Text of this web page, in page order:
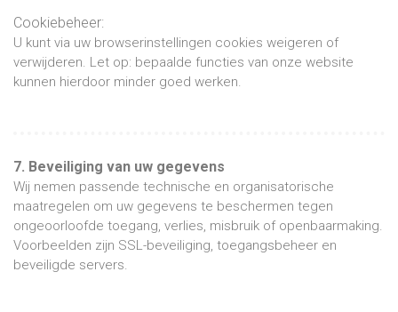
Cookiebeheer:
U kunt via uw browserinstellingen cookies weigeren of
verwijderen. Let op: bepaalde functies van onze website
kunnen hierdoor minder goed werken.
7. Beveiliging van uw gegevens
Wij nemen passende technische en organisatorische
maatregelen om uw gegevens te beschermen tegen
ongeoorloofde toegang, verlies, misbruik of openbaarmaking.
Voorbeelden zijn SSL-beveiliging, toegangsbeheer en
beveiligde servers.